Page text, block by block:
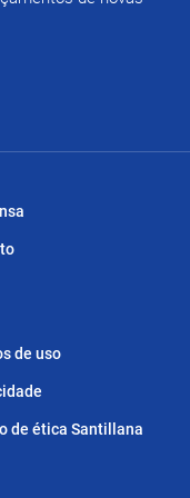
de uso
de ética Santillana